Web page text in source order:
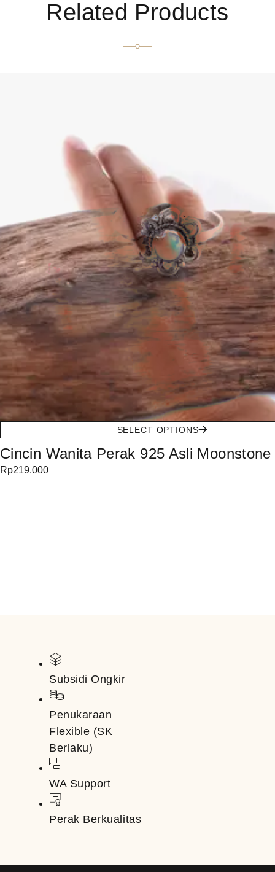
Related Products
SELECT OPTIONS
Cincin Wanita Perak 925 Asli
Rp219.000
Subsidi Ongkir
Penukaraan
Flexible (SK
Berlaku)
WA Support
Perak Berkualitas